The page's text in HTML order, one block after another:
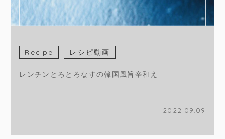
Recipe レシピ動画
レンチンとろとろなすの韓国風旨辛和え
2022.09.09